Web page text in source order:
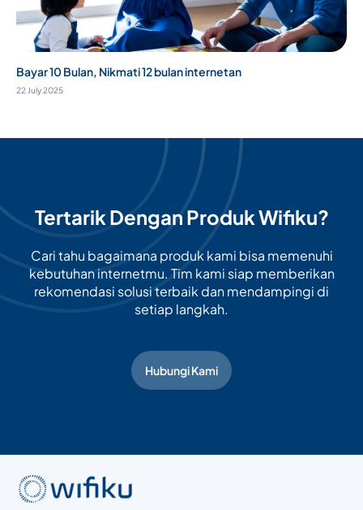
Bayar 10 Bulan, Nikmati 12 bulan internetan
22 July 2025
Tertarik Dengan Produk Wifiku?
Cari tahu bagaimana produk kami bisa memenuhi
kebutuhan internetmu. Tim kami siap memberikan
rekomendasi solusi terbaik dan mendampingi di
setiap langkah.
Hubungi Kami